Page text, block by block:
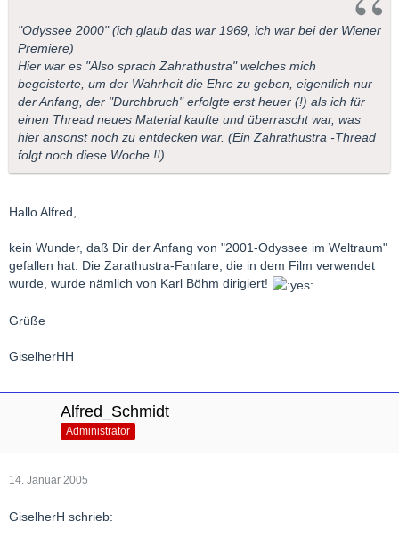
"Odyssee 2000" (ich glaub das war 1969, ich war bei der Wiener
Premiere)
Hier war es "Also sprach Zahrathustra" welches mich
begeisterte, um der Wahrheit die Ehre zu geben, eigentlich nur
der Anfang, der "Durchbruch" erfolgte erst heuer (!) als ich für
einen Thread neues Material kaufte und überrascht war, was
hier ansonst noch zu entdecken war. (Ein Zahrathustra -Thread
folgt noch diese Woche !!)
Hallo Alfred,
kein Wunder, daß Dir der Anfang von "2001-Odyssee im Weltraum"
gefallen hat. Die Zarathustra-Fanfare, die in dem Film verwendet
wurde, wurde nämlich von Karl Böhm dirigiert!
Grüße
GiselherHH
Alfred_Schmidt
Administrator
14. Januar 2005
GiselherH schrieb: